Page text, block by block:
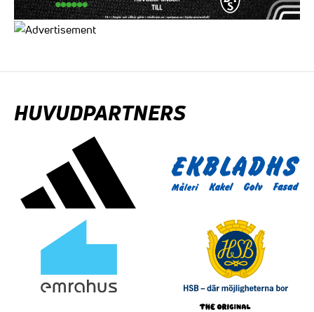
HUVUDPARTNERS